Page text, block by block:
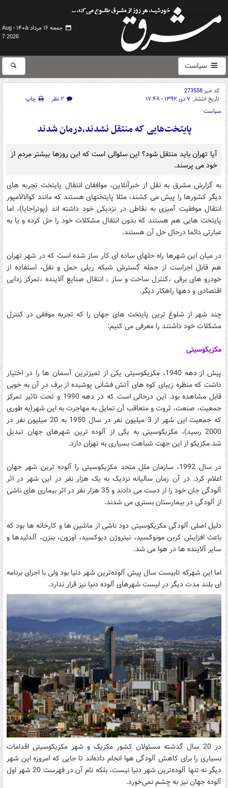
جمعه ۱۶ مرداد ۱۴۰۵ -
Aug
7 2026
سیاست
کد خبر273558
تاریخ انتشار: ۷ دی ۱۳۹۲ - ۱۷:۴۸ ۲ نظر
چاپ
سیاست
پایتخت‌هایی که منتقل نشدند،درمان شدند
آیا تهران باید منتقل شود؟ این سئوالی است که این روزها بیشتر مردم از
خود می پرسند.
به گزارش مشرق به نقل از خبرآنلاین، موافقان انتقال پایتخت تجربه های
دیگر کشورها را پیش می کشند، مثلا پایتختهای هستند که مانند کوالالامپور
انتقال موفقیت آمیزی به نقاطی در نزدیکی خود داشته اند (پوتراجایا)، اما
پایتخت هایی هم هستند که بدون انتقال مشکلات خود را حل کرده و یا به
عبارتی دائما درحال حل آن هستند.
در میان این شهرها راه حلهای ساده ای کار ساز شده است که در شهر تهران
هم قابل اجراست از جمله گسترش شبکه ریلی حمل و نقل، استفاده از
خودرو های برقی ،کنترل ساخت و ساز ، انتقال صنایع آلاینده ،تمرکز زدایی
اقتصادی و دهها راهکار دیگر.
چند شهر از شلوغ ترین پایتخت های جهان را که تجربه موفقی در کنترل
مشکلات خود داشتند را معرفی می کنیم:
مکزیکوسیتی
پیش از دهه 1940، مکزیکوسیتی یکی از تمیزترین آسمان ها را در اختیار
داشت که منظره زیبای کوه های آتش فشانی پوشیده از برف در آن به خوبی
قابل مشاهده بود. این درحالی است که در دهه 1990 و تحت تاثیر تمرکز
جمعیت، صنعت، ثروت و متعاقب آن تمایل به مهاجرت به این شهر(به طوری
که جمعیت این شهر از 3 میلیون نفر در سال 1950 به 20 میلیون نفر در
2000 رسید)، مکزیکوسیتی به یکی از آلوده ترین شهرهای جهان تبدیل
شد.مکزیکو از این جهت شباهت بسیاری به تهران دارد.
در سال 1992، سازمان ملل متحد مکزیکوسیتی را آلوده ترین شهر جهان
اعلام کرد. در آن زمان سالیانه نزدیک به یک هزار نفر در این شهر در اثر
آلودگی جان خود را از دست می دادند و 35 هزار نفر در اثر بیماری های ناشی
از آلودگی در بیمارستان بستری می شدند.
دلیل اصلی آلودگی مکزیکوسیتی دود ناشی از ماشین ها و کارخانه ها بود که
باعث افزایش کربن مونوکسید، نیتروژن دیوکسید، اوزون، بنزن، آلدئیدها و
سایر آلاینده ها در هوا می شد.
اما این شهرکه تابیست سال پیش آلوده‌ترین شهر دنیا بود ولی با اجرای برنامه
ای بلند مدت دیگر در لیست شهرهای آلوده دنیا نیز قرار ندارد.
در 20 سال گذشته مسئولان کشور مکزیک و شهر مکزیکوسیتی اقدامات
بسیاری را برای کاهش آلودگی هوا انجام داده‌اند تا جایی که امروزه این شهر
دیگر نه تنها آلوده‌ترین شهر دنیا نیست، بلکه نام آن در فهرست 20 شهر اول
آلوده جهان نیز به چشم نمی‌خورد.